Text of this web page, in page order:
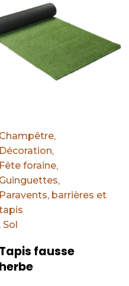
Champêtre,
Décoration,
Fête foraine,
Guinguettes,
Paravents, barrières et
, Sol
Tapis fausse
herbe